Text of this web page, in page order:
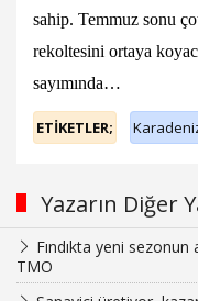
sahip. Temmuz sonu
rekoltesini ortaya
sayımında…
ETİKETLER;
Yazarın Diğer
Fındıkta yeni
TMO